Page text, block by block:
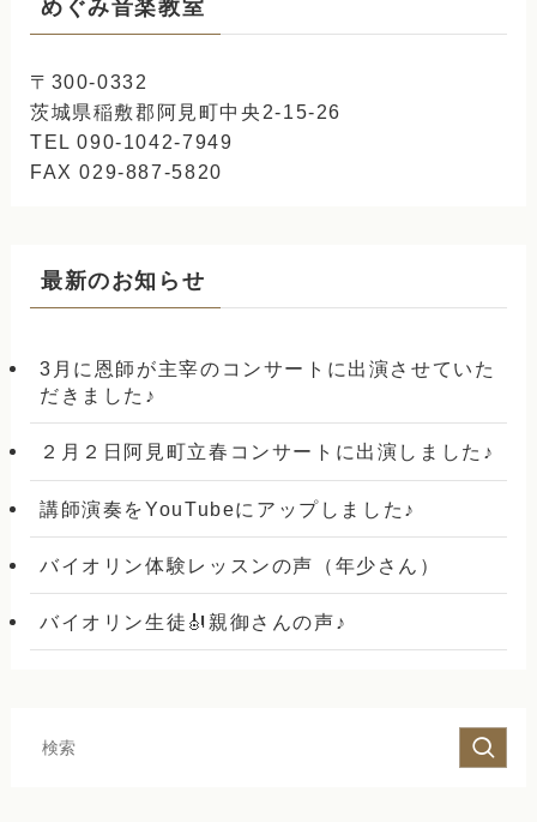
めぐみ音楽教室
〒300-0332
茨城県稲敷郡阿見町中央2-15-26
TEL 090-1042-7949
FAX 029-887-5820
最新のお知らせ
3月に恩師が主宰のコンサートに出演させていた
だきました♪
２月２日阿見町立春コンサートに出演しました♪
講師演奏をYouTubeにアップしました♪
バイオリン体験レッスンの声（年少さん）
バイオリン生徒🎻親御さんの声♪